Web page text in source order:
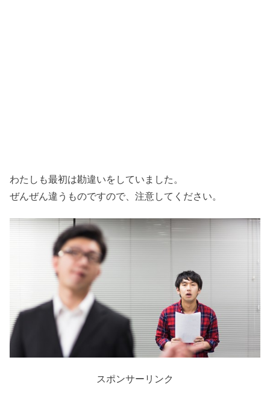
わたしも最初は勘違いをしていました。
ぜんぜん違うものですので、注意してください。
スポンサーリンク